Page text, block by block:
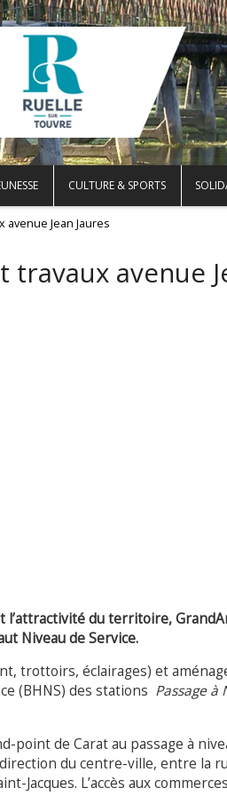
CULTURE & SPORTS
avenue Jean Jaures
travaux avenue
du territoire,
Niveau de Service.
trottoirs, éclairages) et
(BHNS) des stations Passage à
point de Carat au passage à
du centre-ville, entre la
Jacques. L’accès aux